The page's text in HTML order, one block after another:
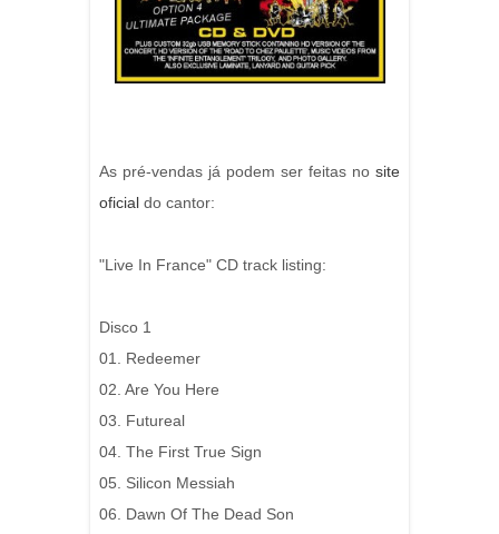
As pré-vendas já podem ser feitas no site
oficial do cantor:
"Live In France" CD track listing:
Disco 1
01. Redeemer
02. Are You Here
03. Futureal
04. The First True Sign
05. Silicon Messiah
06. Dawn Of The Dead Son